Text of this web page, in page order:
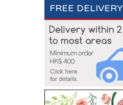
FREE DELIVERY